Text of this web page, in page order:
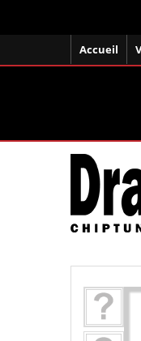
Accueil